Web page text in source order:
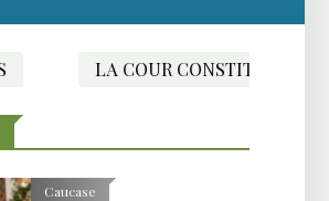
LA COUR CONSTITUTIONNELLE
Caucase